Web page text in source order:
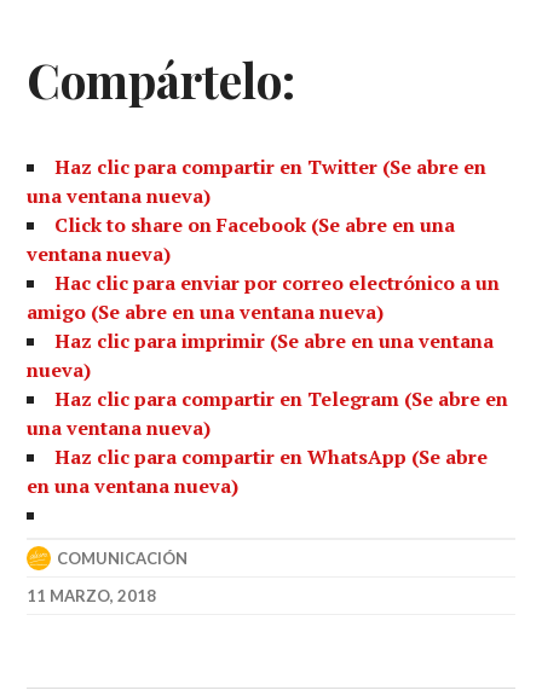
Compártelo:
Haz clic para compartir en Twitter (Se abre en
una ventana nueva)
Click to share on Facebook (Se abre en una
ventana nueva)
Hac clic para enviar por correo electrónico a un
amigo (Se abre en una ventana nueva)
Haz clic para imprimir (Se abre en una ventana
nueva)
Haz clic para compartir en Telegram (Se abre en
una ventana nueva)
Haz clic para compartir en WhatsApp (Se abre
en una ventana nueva)
COMUNICACIÓN
11 MARZO, 2018